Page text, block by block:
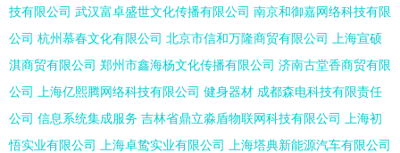
技有限公司 武汉富卓盛世文化传播有限公司 南京和御嘉网络科技有限
公司 杭州慕春文化有限公司 北京市信和万隆商贸有限公司
上海宣硕
淇商贸有限公司 郑州市鑫海杨文化传播有限公司 济南古堂香商贸有限
公司
上海亿熙腾网络科技有限公司 健身器材 成都森电科技有限责任
公司 信息系统集成服务 吉林省鼎立淼盾物联网科技有限公司
上海初
悟实业有限公司
上海卓鸷实业有限公司
上海塔典新能源汽车有限公司